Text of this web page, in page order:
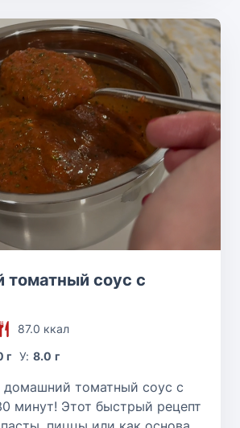
соус с
87.0 ккал
г У: 8.0 г
домашний томатный соус с
минут! Этот быстрый рецепт